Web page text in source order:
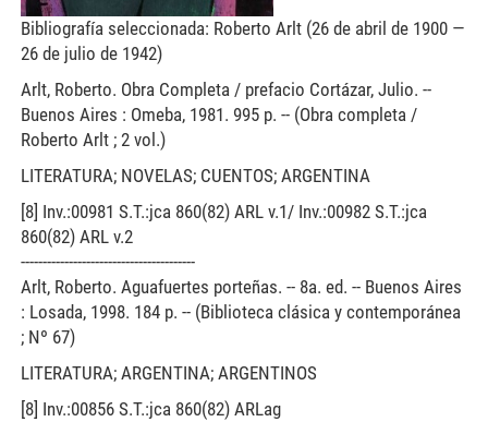
Bibliografía seleccionada: Roberto Arlt (26 de abril de 1900 —
26 de julio de 1942)
Arlt, Roberto. Obra Completa / prefacio Cortázar, Julio. --
Buenos Aires : Omeba, 1981. 995 p. -- (Obra completa /
Roberto Arlt ; 2 vol.)
LITERATURA; NOVELAS; CUENTOS; ARGENTINA
[8] Inv.:00981 S.T.:jca 860(82) ARL v.1/ Inv.:00982 S.T.:jca
860(82) ARL v.2
----------------------------------------
Arlt, Roberto. Aguafuertes porteñas. -- 8a. ed. -- Buenos Aires
: Losada, 1998. 184 p. -- (Biblioteca clásica y contemporánea
; Nº 67)
LITERATURA; ARGENTINA; ARGENTINOS
[8] Inv.:00856 S.T.:jca 860(82) ARLag